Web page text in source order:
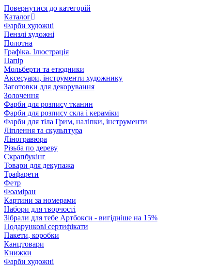
Повернутися до категорій
Каталог
Фарби художні
Пензлі художні
Полотна
Графіка. Ілюстрація
Папір
Мольберти та етюдники
Аксесуари, інструменти художнику
Заготовки для декорування
Золочення
Фарби для розпису тканин
Фарби для розпису скла і кераміки
Фарби для тіла Грим, наліпки, інструменти
Ліплення та скульптура
Ліногравюра
Різьба по дереву
Скрапбукінг
Товари для декупажа
Трафарети
Фетр
Фоаміран
Картини за номерами
Набори для творчості
Зібрали для тебе Артбокси - вигідніше на 15%
Подарункові сертифікати
Пакети, коробки
Канцтовари
Книжки
Фарби художні